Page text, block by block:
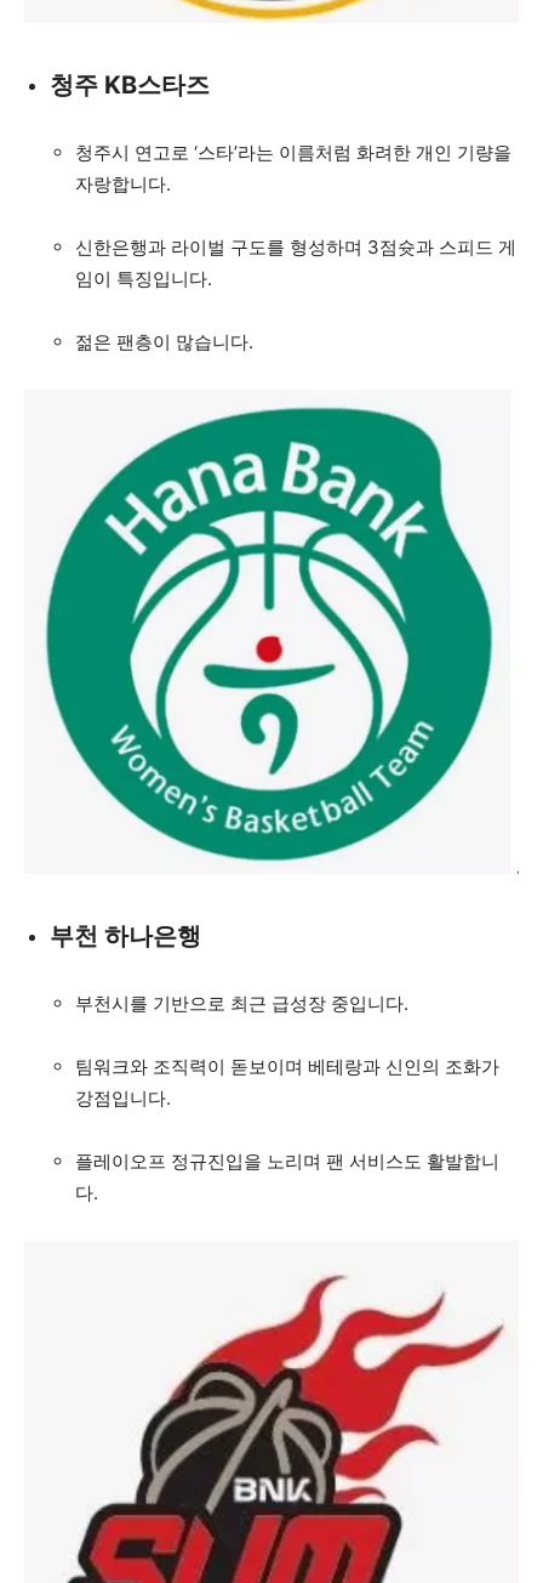
청주 KB스타즈
청주시 연고로 ‘스타’라는 이름처럼 화려한 개인 기량을
자랑합니다.
신한은행과 라이벌 구도를 형성하며 3점슛과 스피드 게
임이 특징입니다.
젊은 팬층이 많습니다.
부천 하나은행
부천시를 기반으로 최근 급성장 중입니다.
팀워크와 조직력이 돋보이며 베테랑과 신인의 조화가
강점입니다.
플레이오프 정규진입을 노리며 팬 서비스도 활발합니
다.